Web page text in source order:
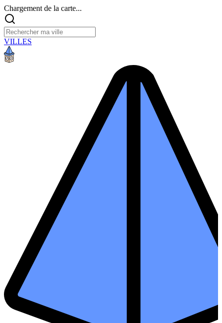
Chargement de la carte...
VILLES